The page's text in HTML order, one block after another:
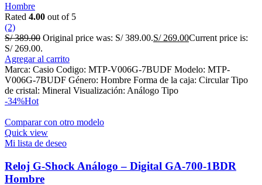
Hombre
Rated 4.00 out of 5
(2)
S/389.00 Original price was: S/ 389.00.S/269.00Current price is:
S/ 269.00.
Agregar al carrito
Marca: Casio Codigo: MTP-V006G-7BUDF Modelo: MTP-
V006G-7BUDF Género: Hombre Forma de la caja: Circular Tipo
de cristal: Mineral Visualización: Análogo Tipo
-34%Hot
Comparar con otro modelo
Quick view
Mi lista de deseo
Reloj G-Shock Análogo – Digital GA-700-1BDR
Hombre